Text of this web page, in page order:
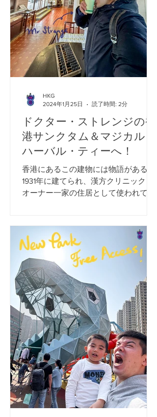
ドクター・ストレンジの香
港サンクタム＆マジカル・
ハーバル・ティーへ！
香港にあるこの建物には物語がある。
1931年に建てられ、漢方クリニックと
オーナー一家の住居として使われてい
の創業者の一人。そのため、家族が住
むにはこれほど大きな建物が必要だっ
たのだ。...
HKG
2024年1月25日
読了時間: 2分